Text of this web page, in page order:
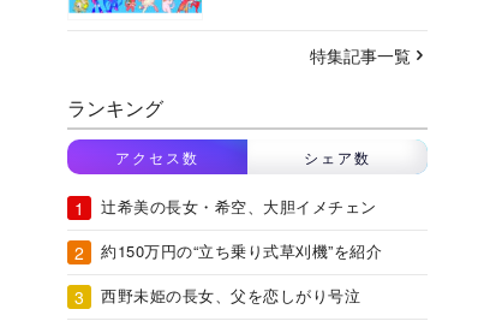
特集記事一覧
ランキング
アクセス数 シェア数
辻希美の長女・希空、大胆イメチェン
約150万円の“立ち乗り式草刈機”を紹介
西野未姫の長女、父を恋しがり号泣